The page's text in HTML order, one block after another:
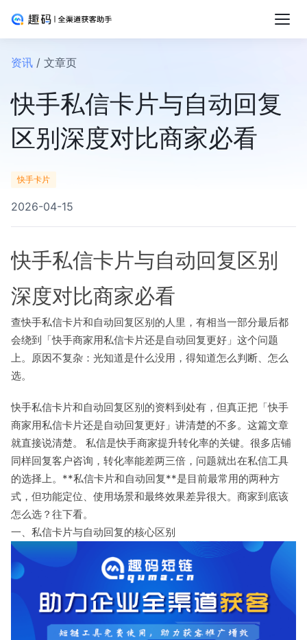
资讯 / 文章页
快手私信卡片与自动回复
区别深度对比商家必看
快手卡片
2026-04-15
快手私信卡片与自动回复区别
深度对比商家必看
查快手私信卡片和自动回复区别的人里，有相当一部分最后都
会绕到「快手商家用私信卡片还是自动回复更好」这个问题
上。原因不复杂：光知道是什么没用，得知道怎么判断、怎么
选。
快手私信卡片和自动回复区别的资料到处有，但真正把「快手
商家用私信卡片还是自动回复更好」讲清楚的不多。这篇文章
就直接说清楚。 私信是快手商家提升转化率的关键。很多店铺
同样回复客户咨询，转化率能差两三倍，问题就出在私信工具
的选择上。**私信卡片和自动回复**是目前最常用的两种方
式，但功能定位、使用场景和最终效果差异很大。商家到底该
怎么选？往下看。
一、私信卡片与自动回复的核心区别